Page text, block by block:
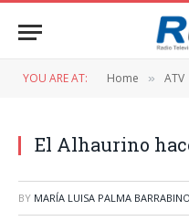
YOU ARE AT: Home » ATV
El Alhaurino
BY MARÍA LUISA PALMA BARRABINO